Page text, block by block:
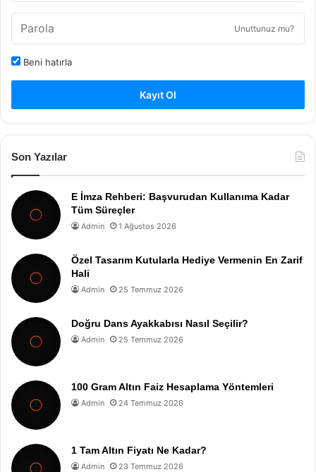
Unuttunuz mu?
Beni hatırla
Kayıt Ol
Son Yazılar
E İmza Rehberi: Başvurudan Kullanıma Kadar
Tüm Süreçler
Admin 1 Ağustos 2026
Özel Tasarım Kutularla Hediye Vermenin En Zarif
Hali
Admin 25 Temmuz 2026
Doğru Dans Ayakkabısı Nasıl Seçilir?
Admin 25 Temmuz 2026
100 Gram Altın Faiz Hesaplama Yöntemleri
Admin 24 Temmuz 2026
1 Tam Altın Fiyatı Ne Kadar?
Admin 23 Temmuz 2026